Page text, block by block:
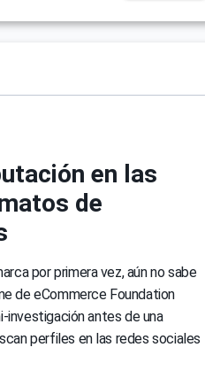
en las
de
por primera vez, aún no sabe
de eCommerce Foundation
investigación antes de una
perfiles en las redes sociales